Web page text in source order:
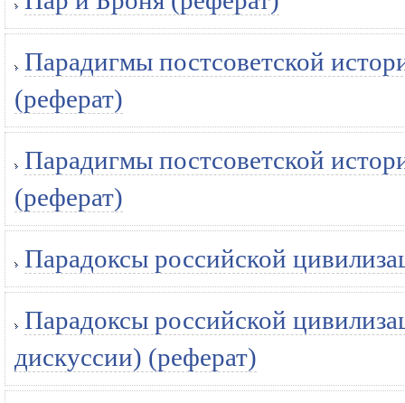
Парадигмы постсоветской
(реферат)
Парадигмы постсоветской
(реферат)
Парадоксы российской
Парадоксы российской
дискуссии) (реферат)